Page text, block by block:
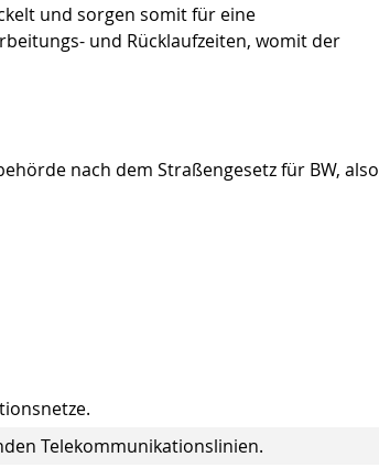
und sorgen somit für eine
und Rücklaufzeiten, womit der
nach dem Straßengesetz für BW, also
Telekommunikationslinien.